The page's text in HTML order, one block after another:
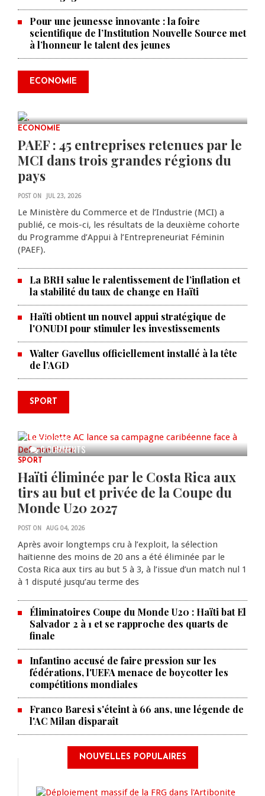
Pour une jeunesse innovante : la foire
scientifique de l’Institution Nouvelle Source met
à l’honneur le talent des jeunes
ECONOMIE
0 COMMENTS
Produire le savoir pour
transformer Haïti : BRH lance la
2ᵉ édition de ses Journées
scientifiques
ECONOMIE
PAEF : 45 entreprises retenues par le
MCI dans trois grandes régions du
pays
POST ON JUL 23, 2026
Le Ministère du Commerce et de l’Industrie (MCI) a
publié, ce mois-ci, les résultats de la deuxième cohorte
du Programme d’Appui à l’Entrepreneuriat Féminin
(PAEF).
La BRH salue le ralentissement de l’inflation et
la stabilité du taux de change en Haïti
Haïti obtient un nouvel appui stratégique de
l'ONUDI pour stimuler les investissements
Walter Gavellus officiellement installé à la tête
de l’AGD
SPORT
0 COMMENTS
Le Violette AC lance sa campagne
AUG 04, 2026
SPORT
Haïti éliminée par le Costa Rica aux
tirs au but et privée de la Coupe du
Monde U20 2027
POST ON AUG 04, 2026
Après avoir longtemps cru à l’exploit, la sélection
haïtienne des moins de 20 ans a été éliminée par le
Costa Rica aux tirs au but 5 à 3, à l’issue d’un match nul 1
à 1 disputé jusqu’au terme des
Éliminatoires Coupe du Monde U20 : Haïti bat El
Salvador 2 à 1 et se rapproche des quarts de
finale
Infantino accusé de faire pression sur les
fédérations, l'UEFA menace de boycotter les
compétitions mondiales
Franco Baresi s'éteint à 66 ans, une légende de
l'AC Milan disparaît
NOUVELLES POPULAIRES